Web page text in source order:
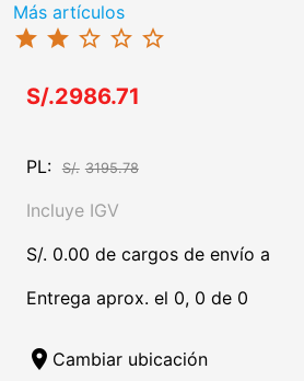
Más artículos
star star star_border star_border star_border
S/.2986.71
PL: S/. 3195.78
Incluye IGV
S/. 0.00 de cargos de envío a
Entrega aprox. el 0, 0 de 0
location_on Cambiar ubicación